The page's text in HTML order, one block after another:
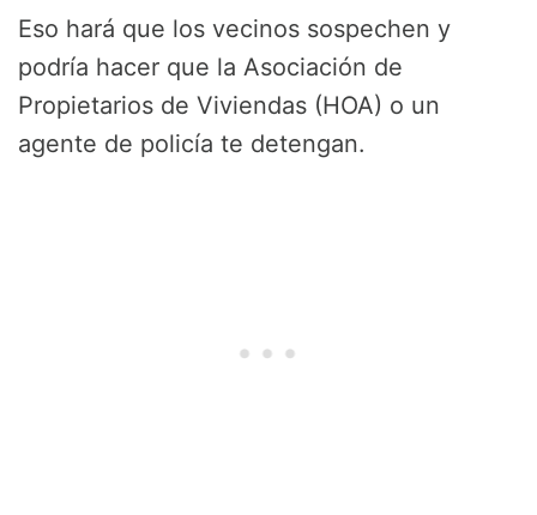
Eso hará que los vecinos sospechen y
podría hacer que la Asociación de
Propietarios de Viviendas (HOA) o un
agente de policía te detengan.